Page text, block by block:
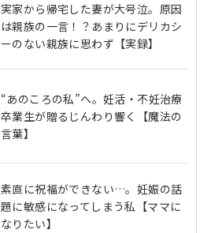
実家から帰宅した妻が大号泣。原因
は親族の一言！？あまりにデリカシ
ーのない親族に思わず【実録】
“あのころの私”へ。妊活・不妊治療
卒業生が贈るじんわり響く【魔法の
言葉】
素直に祝福ができない…。妊娠の話
題に敏感になってしまう私【ママに
なりたい】